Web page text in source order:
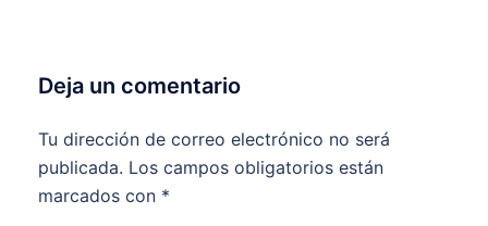
Deja un comentario
Tu dirección de correo electrónico no será
publicada. Los campos obligatorios están
marcados con *